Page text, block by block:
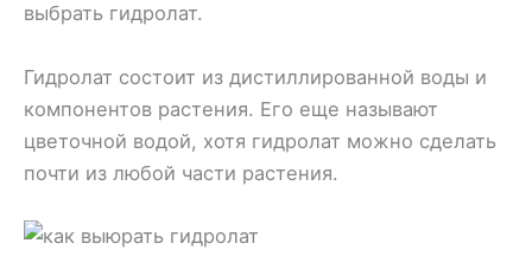
выбрать гидролат.
Гидролат состоит из дистиллированной воды и
компонентов растения. Его еще называют
цветочной водой, хотя гидролат можно сделать
почти из любой части растения.